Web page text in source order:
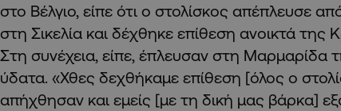
στο Βέλγιο, είπε ότι ο στολίσκος απέπλευσε
στη Σικελία και δέχθηκε επίθεση ανοικτά της
Στη συνέχεια, είπε, έπλευσαν στη Μαρμαρίδα
ύδατα. «Χθες δεχθήκαμε επίθεση [όλος ο
απήχθησαν και εμείς [με τη δική μας βάρκα]